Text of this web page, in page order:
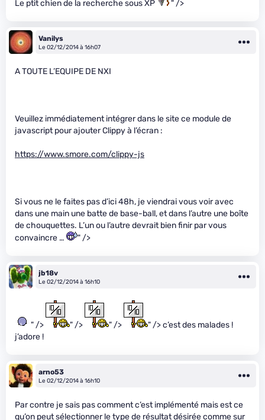
Le ptit chien de la recherche sous XP " />
Vanilys
Le 02/12/2014 à 16h07
A TOUTE L’EQUIPE DE NXI
Veuillez immédiatement intégrer dans le site ce module de
javascript pour ajouter Clippy à l’écran :
https://www.smore.com/clippy-js
Si vous ne le faites pas d’ici 48h, je viendrai vous voir avec
dans une main une batte de base-ball, et dans l’autre une boîte
de chouquettes. L’un ou l’autre devrait bien finir par vous
convaincre …
" />
jb18v
Le 02/12/2014 à 16h10
" /> " /> " />
" /> c’est des malades !
j’adore !
arno53
Le 02/12/2014 à 16h10
Par contre je sais pas comment c’est implémenté mais est ce
qu’on peut sélectionner le type de résultat désirée comme sur